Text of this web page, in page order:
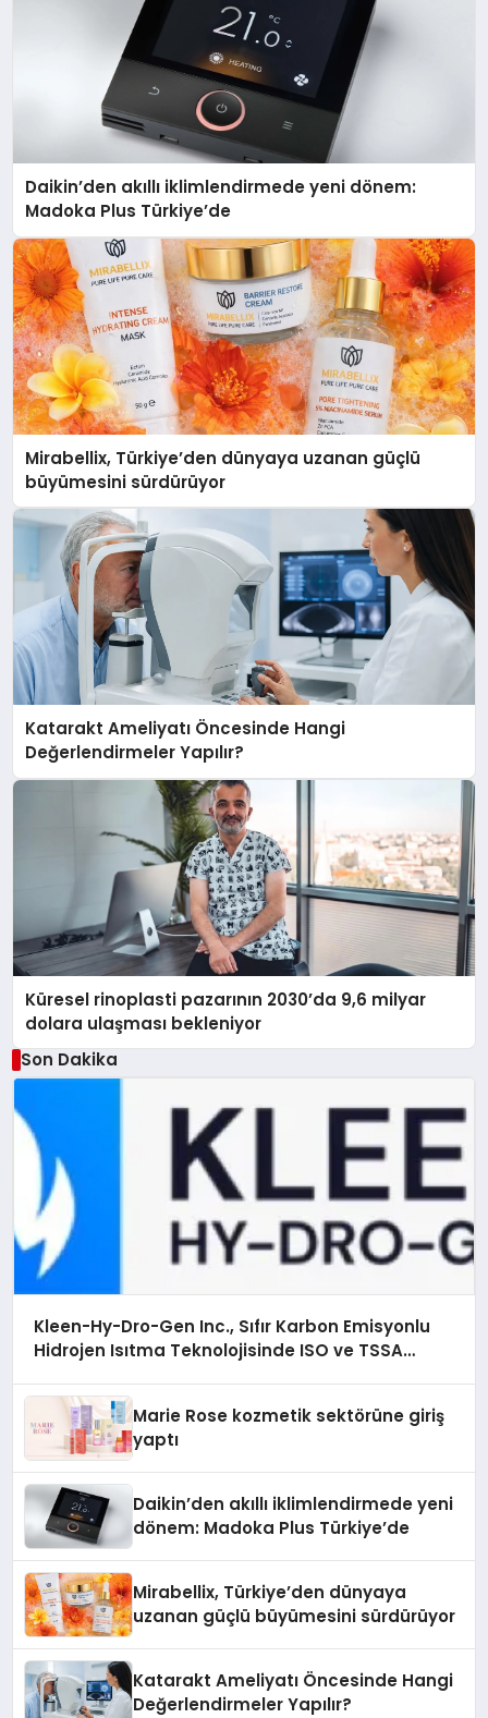
Daikin’den akıllı iklimlendirmede yeni dönem:
Madoka Plus Türkiye’de
Mirabellix, Türkiye’den dünyaya uzanan güçlü
büyümesini sürdürüyor
Katarakt Ameliyatı Öncesinde Hangi
Değerlendirmeler Yapılır?
Küresel rinoplasti pazarının 2030’da 9,6 milyar
dolara ulaşması bekleniyor
Son Dakika
Kleen-Hy-Dro-Gen Inc., Sıfır Karbon Emisyonlu
Hidrojen Isıtma Teknolojisinde ISO ve TSSA
Marie Rose kozmetik sektörüne giriş
yaptı
Daikin’den akıllı iklimlendirmede yeni
dönem: Madoka Plus Türkiye’de
Mirabellix, Türkiye’den dünyaya
uzanan güçlü büyümesini sürdürüyor
Katarakt Ameliyatı Öncesinde Hangi
Değerlendirmeler Yapılır?